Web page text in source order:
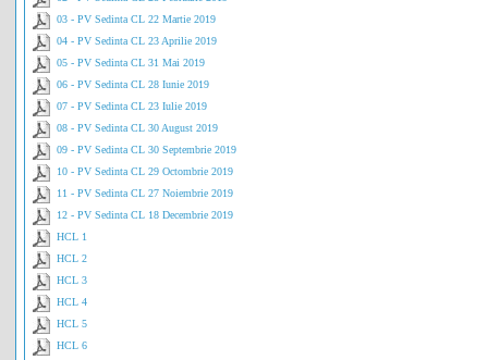
03 - PV Sedinta CL 22 Martie 2019
04 - PV Sedinta CL 23 Aprilie 2019
05 - PV Sedinta CL 31 Mai 2019
06 - PV Sedinta CL 28 Iunie 2019
07 - PV Sedinta CL 23 Iulie 2019
08 - PV Sedinta CL 30 August 2019
09 - PV Sedinta CL 30 Septembrie 2019
10 - PV Sedinta CL 29 Octombrie 2019
11 - PV Sedinta CL 27 Noiembrie 2019
12 - PV Sedinta CL 18 Decembrie 2019
HCL 1
HCL 2
HCL 3
HCL 4
HCL 5
HCL 6